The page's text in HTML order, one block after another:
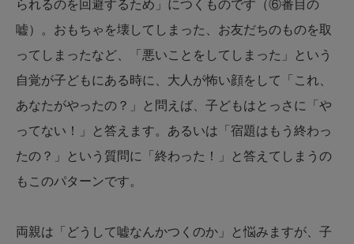
られるのを回避するため」につくものです（⑥番目の
嘘）。おもちゃを壊してしまった、お友だちのものを取
ってしまったなど、「悪いことをしてしまった」という
自覚が子どもにある時に、大人が怖い顔をして「これ、
あなたがやったの？」と問えば、子どもはとっさに「や
ってない！」と答えます。あるいは「宿題はもう終わっ
たの？」という質問に「終わった！」と答えてしまうの
もこのパターンです。
両親は「どうして嘘なんかつくのか」と悩みますが、子